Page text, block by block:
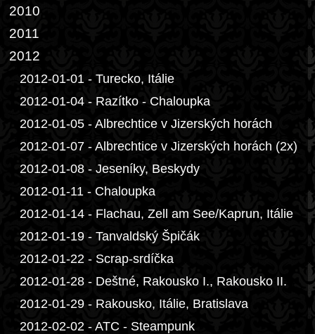
2010
2011
2012
2012-01-01 - Turecko, Itálie
2012-01-04 - Razítko - Chaloupka
2012-01-05 - Albrechtice v Jizerských horách
2012-01-07 - Albrechtice v Jizerských horách (2x)
2012-01-08 - Jeseníky, Beskydy
2012-01-11 - Chaloupka
2012-01-14 - Flachau, Zell am See/Kaprun, Itálie
2012-01-19 - Tanvaldský Špičák
2012-01-22 - Scrap-srdíčka
2012-01-28 - Deštné, Rakousko I., Rakousko II.
2012-01-29 - Rakousko, Itálie, Bratislava
2012-02-02 - ATC - Steampunk